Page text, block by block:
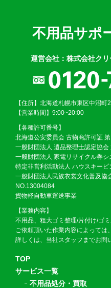
不用品サポ
運営会社：株式会社ク
【住所】北海道札幌市東区中沼町
【営業時間】9:00~20:00
【各種許可番号】
北海道公安委員会 古物商許可証
一般財団法人 遺品整理士認定協
一般財団法人 家電リサイクル券
特定非営利活動法人 ハウスキー
一般財団法人民族衣裳文化普及協
NO.13004084
貨物軽自動車運送事業
【業務内容】
不用品、粗大ゴミ整理/片付け/ゴ
ご依頼頂いた作業内容によっては
詳しくは、当社スタッフまでお問
TOP
サービス一覧
不用品処分・買取